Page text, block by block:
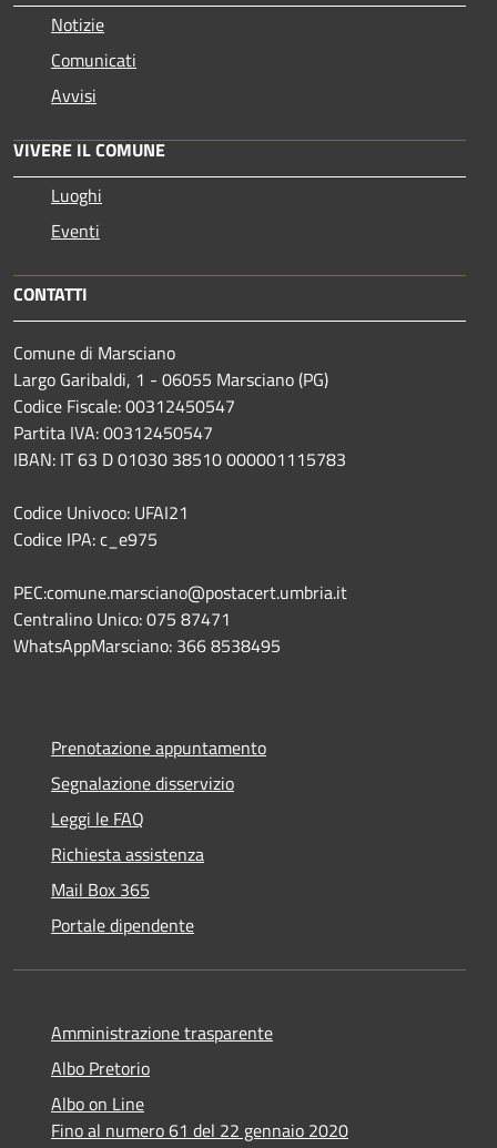
Notizie
Comunicati
Avvisi
VIVERE IL COMUNE
Luoghi
Eventi
CONTATTI
Comune di Marsciano
Largo Garibaldi, 1 - 06055 Marsciano (PG)
Codice Fiscale: 00312450547
Partita IVA: 00312450547
IBAN: IT 63 D 01030 38510 000001115783
Codice Univoco: UFAI21
Codice IPA: c_e975
PEC:comune.marsciano@postacert.umbria.it
Centralino Unico: 075 87471
WhatsAppMarsciano: 366 8538495
Prenotazione appuntamento
Segnalazione disservizio
Leggi le FAQ
Richiesta assistenza
Mail Box 365
Portale dipendente
Amministrazione trasparente
Albo Pretorio
Albo on Line
Fino al numero 61 del 22 gennaio 2020